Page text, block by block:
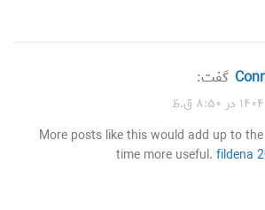
گفت:
More posts like this would add up to
time more useful. fildena